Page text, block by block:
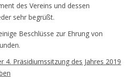
des Vereins und dessen
sehr begrüßt.
Beschlüsse zur Ehrung von
4. Präsidiumssitzung des Jahres 2019